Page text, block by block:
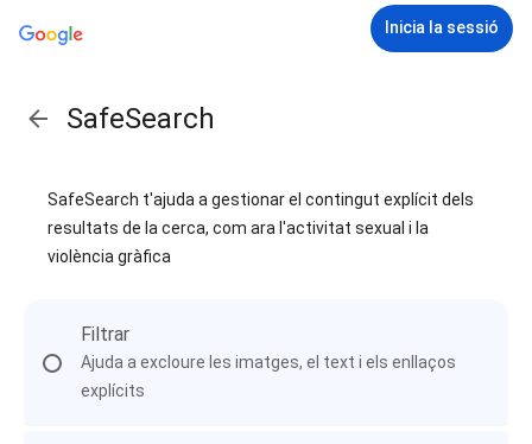
Inicia la sessió
SafeSearch
SafeSearch t'ajuda a gestionar el contingut explícit dels
resultats de la cerca, com ara l'activitat sexual i la
violència gràfica
Filtrar
Ajuda a excloure les imatges, el text i els enllaços
explícits